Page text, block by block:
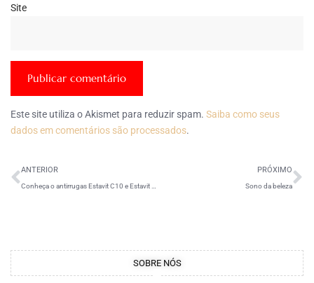
Site
Este site utiliza o Akismet para reduzir spam. Saiba como seus
dados em comentários são processados.
ANTERIOR
Conheça o antirrugas Estavit C10 e Estavit C20
PRÓXIMO
Sono da beleza
SOBRE NÓS